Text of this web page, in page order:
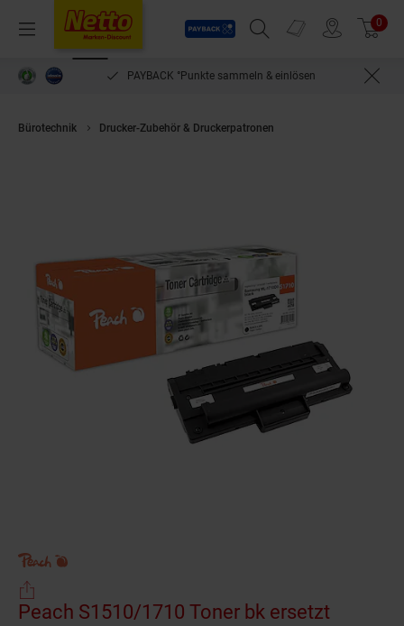
Menü
Payback
Suchfeld einblenden
Prospekte 0
PAYBACK °Punkte sammeln & einlösen
Bürotechnik Drucker-Zubehör & Druckerpatronen
Peach S1510/1710 Toner bk ersetzt